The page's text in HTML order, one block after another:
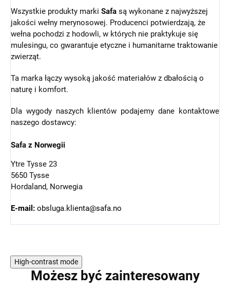
Wszystkie produkty marki Safa są wykonane z najwyższej
jakości wełny merynosowej. Producenci potwierdzają, że
wełna pochodzi z hodowli, w których nie praktykuje się
mulesingu, co gwarantuje etyczne i humanitarne traktowanie
zwierząt.
Ta marka łączy wysoką jakość materiałów z dbałością o
naturę i komfort.
Dla wygody naszych klientów podajemy dane kontaktowe
naszego dostawcy:
Safa z Norwegii
Ytre Tysse 23
5650 Tysse
Hordaland, Norwegia
E-mail: obsluga.klienta@safa.no
High-contrast mode
Możesz być zainteresowany